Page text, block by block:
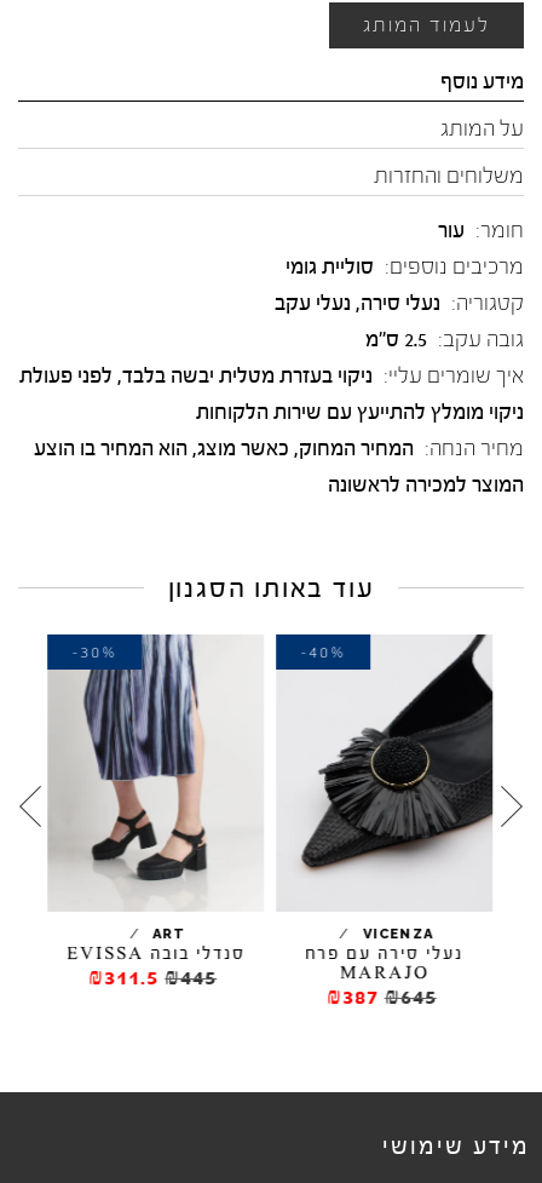
לעמוד המותג
מידע נוסף
על המותג
משלוחים והחזרות
חומר: עור
מרכיבים נוספים: סוליית גומי
קטגוריה: נעלי סירה, נעלי עקב
גובה עקב: 2.5 ס"מ
איך שומרים עליי: ניקוי בעזרת מטלית יבשה בלבד, לפני פעולת
ניקוי מומלץ להתייעץ עם שירות הלקוחות
מחיר הנחה: המחיר המחוק, כאשר מוצג, הוא המחיר בו הוצע
המוצר למכירה לראשונה
עוד באותו הסגנון
VICENZA
/
נעלי סירה עם פרח
MARAJO
₪645
₪387
-40%
ART
/
סנדלי בובה EVISSA
₪445
₪311.5
-30%
מידע שימושי